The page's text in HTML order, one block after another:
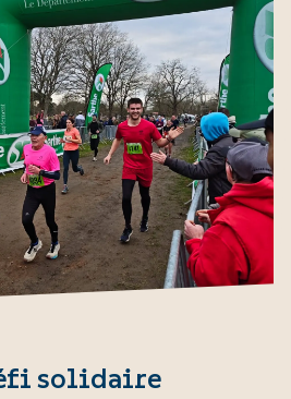
solidaire